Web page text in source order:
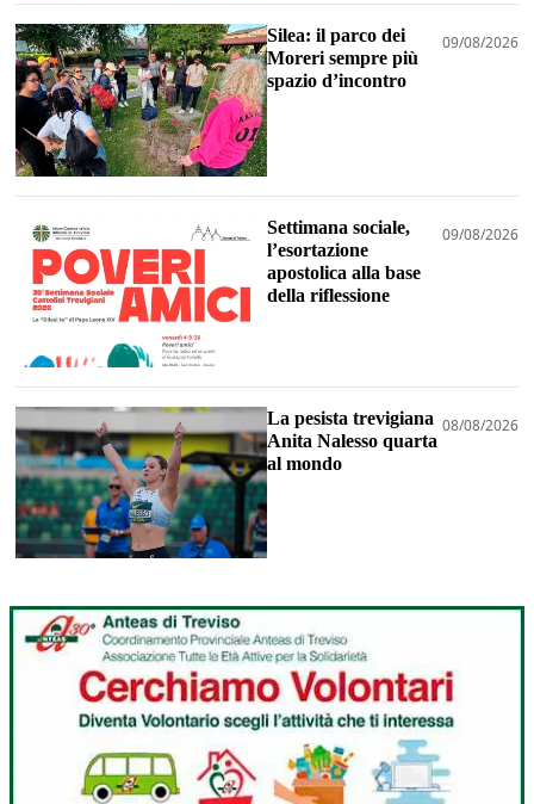
Silea: il parco dei
Moreri sempre più
spazio d’incontro
09/08/2026
Settimana sociale,
l’esortazione
apostolica alla base
della riflessione
09/08/2026
La pesista trevigiana
Anita Nalesso quarta
al mondo
08/08/2026